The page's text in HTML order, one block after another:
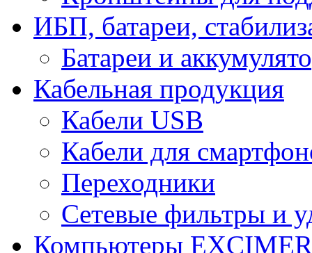
ИБП, батареи,
Батареи и
Кабельная продукция
Кабели USB
Кабели для
Переходники
Сетевые фильтры и
Компьютеры